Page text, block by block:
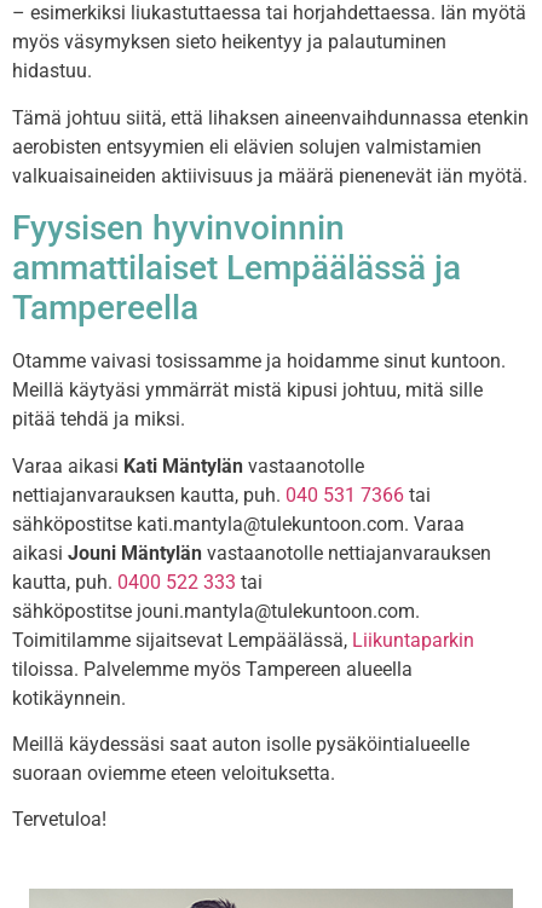
– esimerkiksi liukastuttaessa tai horjahdettaessa. Iän myötä
myös väsymyksen sieto heikentyy ja palautuminen
hidastuu.
Tämä johtuu siitä, että lihaksen aineenvaihdunnassa etenkin
aerobisten entsyymien eli elävien solujen valmistamien
valkuaisaineiden aktiivisuus ja määrä pienenevät iän myötä.
Fyysisen hyvinvoinnin
ammattilaiset Lempäälässä ja
Tampereella
Otamme vaivasi tosissamme ja hoidamme sinut kuntoon.
Meillä käytyäsi ymmärrät mistä kipusi johtuu, mitä sille
pitää tehdä ja miksi.
Varaa aikasi Kati Mäntylän vastaanotolle
nettiajanvarauksen kautta, puh. 040 531 7366 tai
sähköpostitse kati.mantyla@tulekuntoon.com. Varaa
aikasi Jouni Mäntylän vastaanotolle nettiajanvarauksen
kautta, puh. 0400 522 333 tai
sähköpostitse jouni.mantyla@tulekuntoon.com.
Toimitilamme sijaitsevat Lempäälässä, Liikuntaparkin
tiloissa. Palvelemme myös Tampereen alueella
kotikäynnein.
Meillä käydessäsi saat auton isolle pysäköintialueelle
suoraan oviemme eteen veloituksetta.
Tervetuloa!